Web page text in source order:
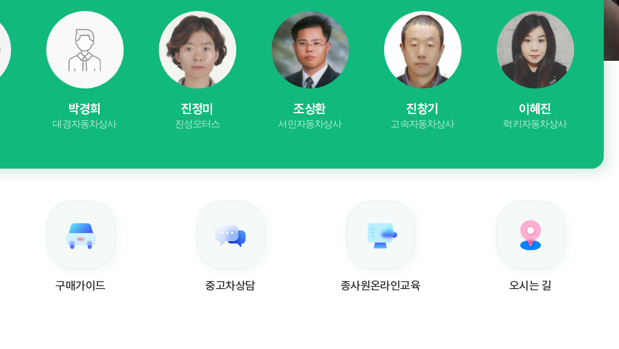
진정미
진성모터스
조상환
서민자동차상사
진창기
고속자동차상사
이혜진
럭키자동차상사
최영호
영제오토월드
구매가이드 중고차상담 종사원온라인교육 오시는 길